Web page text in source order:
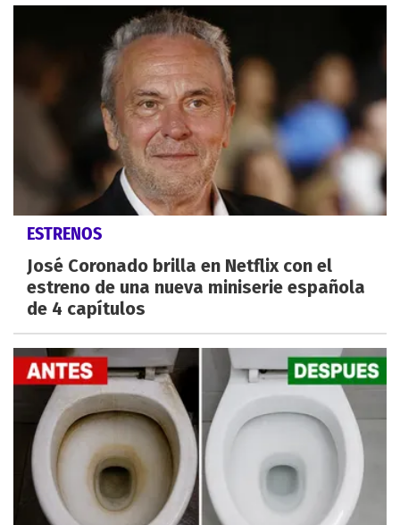
ESTRENOS
José Coronado brilla en Netflix con el
estreno de una nueva miniserie española
de 4 capítulos